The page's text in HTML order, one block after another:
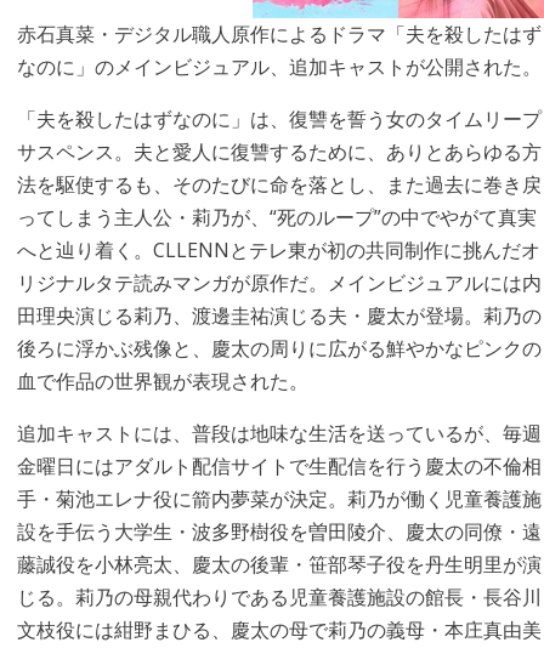
赤石真菜・デジタル職人原作によるドラマ「夫を殺したはず
なのに」のメインビジュアル、追加キャストが公開された。
「夫を殺したはずなのに」は、復讐を誓う女のタイムリープ
サスペンス。夫と愛人に復讐するために、ありとあらゆる方
法を駆使するも、そのたびに命を落とし、また過去に巻き戻
ってしまう主人公・莉乃が、“死のループ”の中でやがて真実
へと辿り着く。CLLENNとテレ東が初の共同制作に挑んだオ
リジナルタテ読みマンガが原作だ。メインビジュアルには内
田理央演じる莉乃、渡邊圭祐演じる夫・慶太が登場。莉乃の
後ろに浮かぶ残像と、慶太の周りに広がる鮮やかなピンクの
血で作品の世界観が表現された。
追加キャストには、普段は地味な生活を送っているが、毎週
金曜日にはアダルト配信サイトで生配信を行う慶太の不倫相
手・菊池エレナ役に箭内夢菜が決定。莉乃が働く児童養護施
設を手伝う大学生・波多野樹役を曽田陵介、慶太の同僚・遠
藤誠役を小林亮太、慶太の後輩・笹部琴子役を丹生明里が演
じる。莉乃の母親代わりである児童養護施設の館長・長谷川
文枝役には紺野まひる、慶太の母で莉乃の義母・本庄真由美